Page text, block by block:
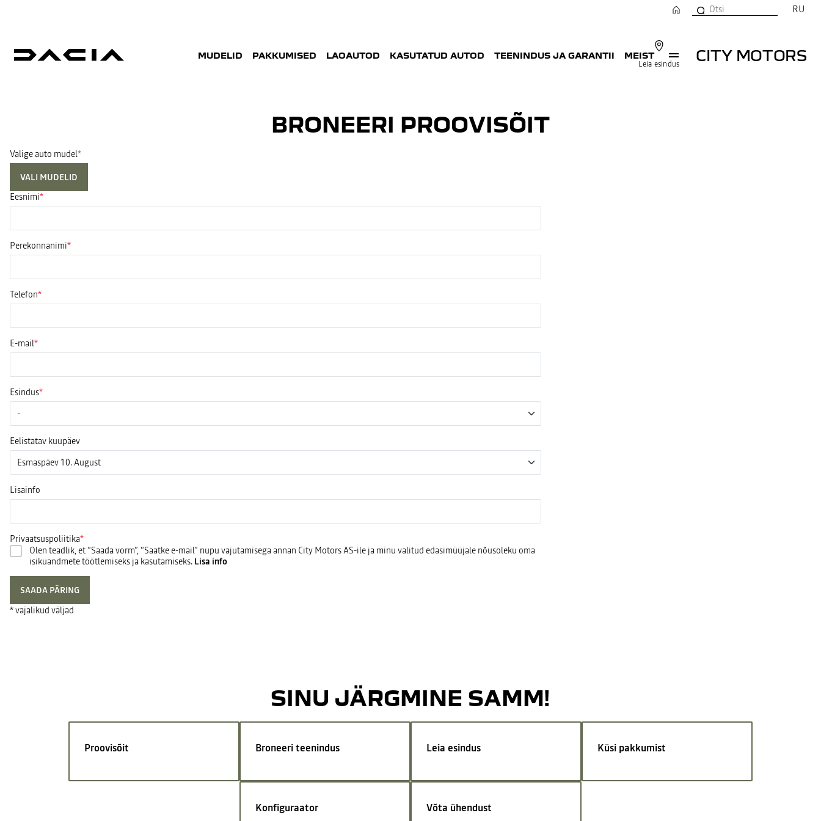
Leia esindus
CITY MOTORS
MUDELID PAKKUMISED LAOAUTOD KASUTATUD AUTOD TEENINDUS JA GARANTII MEIST
RU
BRONEERI PROOVISÕIT
Valige auto mudel
VALI MUDELID
Eesnimi
Perekonnanimi
Telefon
E-mail
Esindus
Eelistatav kuupäev
Lisainfo
Privaatsuspoliitika
Olen teadlik, et “Saada vorm”, “Saatke e-mail” nupu vajutamisega annan City Motors AS-ile ja minu valitud edasimüüjale nõusoleku oma
isikuandmete töötlemiseks ja kasutamiseks. Lisa info
SAADA PÄRING
* vajalikud väljad
SINU JÄRGMINE SAMM!
Proovisõit Broneeri teenindus Leia esindus Küsi pakkumist
Konfiguraator Võta ühendust